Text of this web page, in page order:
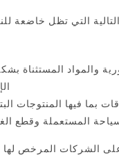
التي تظل خاضعة
والمواد المستثناة
بما فيها المنتوجات
على الشركات المرخص لها